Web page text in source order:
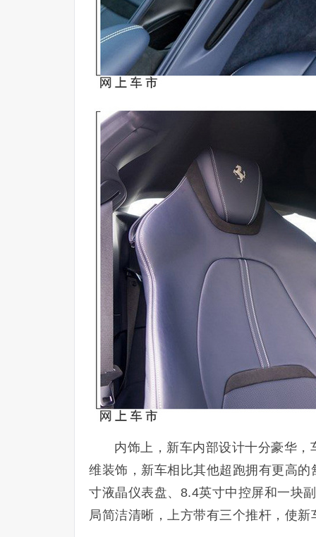
内饰上，新车内部设计十分豪华
维装饰，新车相比其他超跑拥有更高
寸液晶仪表盘、8.4英寸中控屏和一块
局简洁清晰，上方带有三个推杆，使